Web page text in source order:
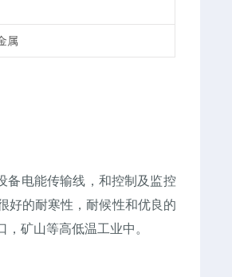
属
备电能传输线，和控制及监控
好的耐寒性，耐候性和优良的
矿山等高低温工业中。